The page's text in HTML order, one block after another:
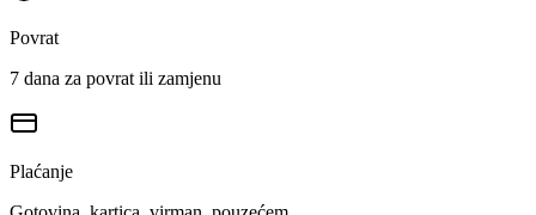
Povrat
7 dana za povrat ili zamjenu
Plaćanje